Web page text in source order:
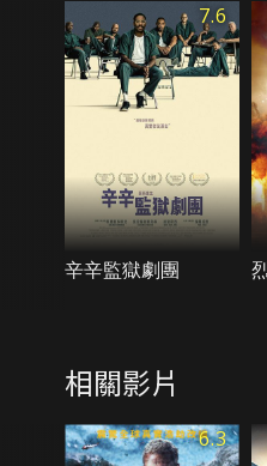
7.6
辛辛監獄劇團
相關影片
6.3